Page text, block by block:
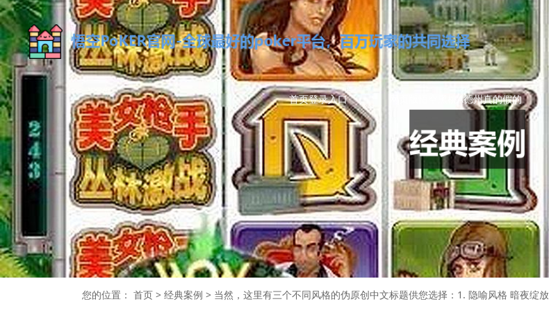
首页登录入口 网页版悟空黑桃A德州真的假的
您的位置： 首页 > 经典案例 > 当然，这里有三个不同风格的伪原创中文标题供您选择：1. 隐喻风格 暗夜